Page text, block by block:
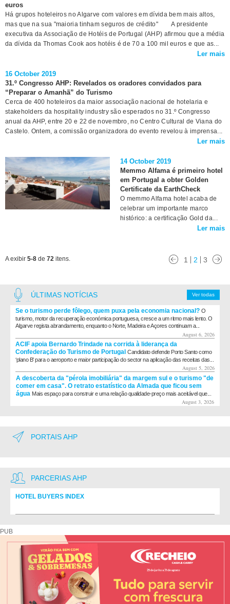
euros
Há grupos hoteleiros no Algarve com valores em dívida bem mais altos,
mas que na sua "maioria tinham seguros de crédito" A presidente
executiva da Associação de Hotéis de Portugal (AHP) afirmou que a média
da dívida da Thomas Cook aos hotéis é de 70 a 100 mil euros e que as...
Ler mais
16 October 2019
31.º Congresso AHP: Revelados os oradores convidados para
“Preparar o Amanhã” do Turismo
Cerca de 400 hoteleiros da maior associação nacional de hotelaria e
stakeholders da hospitality industry são esperados no 31.º Congresso
anual da AHP, entre 20 e 22 de novembro, no Centro Cultural de Viana do
Castelo. Ontem, a comissão organizadora do evento revelou à imprensa...
Ler mais
14 October 2019
Memmo Alfama é primeiro hotel
em Portugal a obter Golden
Certificate da EarthCheck
O memmo Alfama hotel acaba de
celebrar um importante marco
histórico: a certificação Gold da...
Ler mais
A exibir 5-8 de 72 itens. 1 2 3
Ver todas
ÚLTIMAS NOTÍCIAS
Se o turismo perde fôlego, quem puxa pela economia nacional? O
turismo, motor da recuperação económica portuguesa, cresce a um ritmo mais lento. O
Algarve regista abrandamento, enquanto o Norte, Madeira e Açores continuam a...
August 6, 2026
ACIF apoia Bernardo Trindade na corrida à liderança da
Confederação do Turismo de Portugal Candidato defende Porto Santo como
‘plano B’ para o aeroporto e maior participação do sector na aplicação das receitas das...
August 5, 2026
A descoberta da "pérola imobiliária" da margem sul e o turismo "de
comer em casa". O retrato estatístico da Almada que ficou sem
água Mais espaço para construir e uma relação qualidade-preço mais aceitável que...
August 3, 2026
PORTAIS AHP
PARCERIAS AHP
HOTEL BUYERS INDEX
PUB